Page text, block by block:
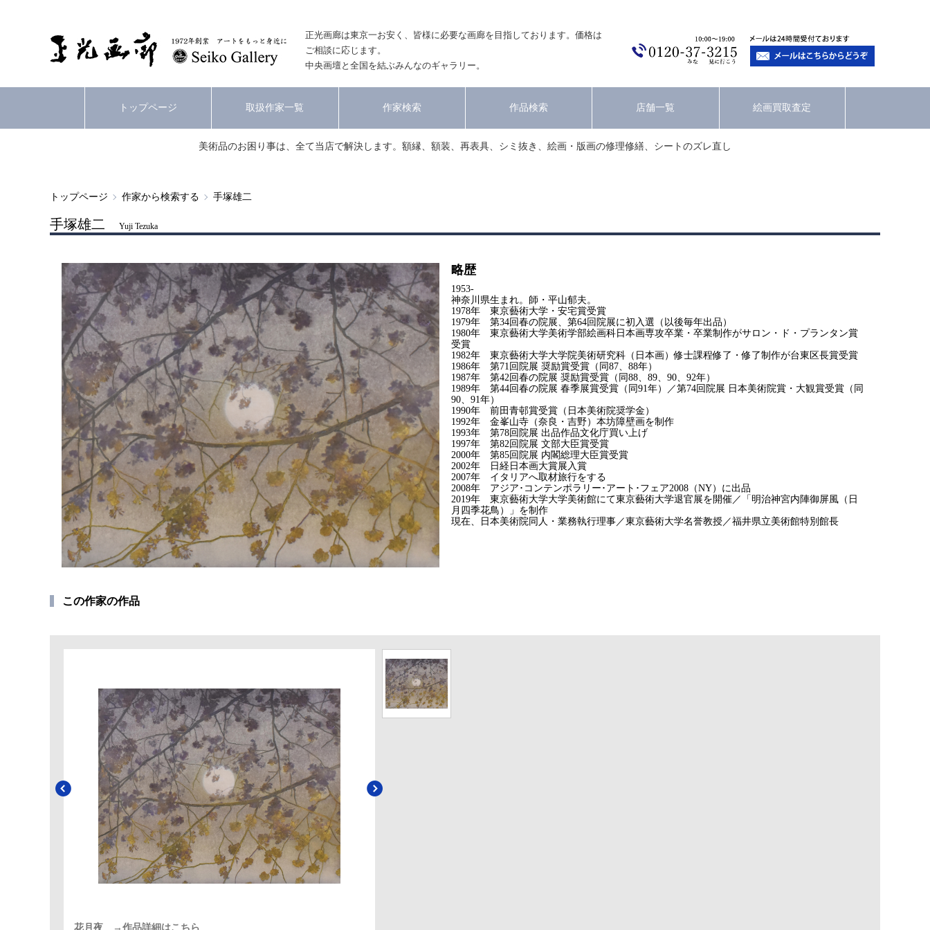
正光画廊は東京一お安く、皆様に必要な画廊を目指しております。価格は
ご相談に応じます。
中央画壇と全国を結ぶみんなのギャラリー。
トップページ 取扱作家一覧 作家検索 作品検索 店舗一覧 絵画買取査定
美術品のお困り事は、全て当店で解決します。額縁、額装、再表具、シミ抜き、絵画・版画の修理修繕、シートのズレ直し
トップページ 作家から検索する 手塚雄二
手塚雄二 Yuji Tezuka
略歴
1953-
神奈川県生まれ。師・平山郁夫。
1978年 東京藝術大学・安宅賞受賞
1979年 第34回春の院展、第64回院展に初入選（以後毎年出品）
1980年 東京藝術大学美術学部絵画科日本画専攻卒業・卒業制作がサロン・ド・プランタン賞
受賞
1982年 東京藝術大学大学院美術研究科（日本画）修士課程修了・修了制作が台東区長賞受賞
1986年 第71回院展 奨励賞受賞（同87、88年）
1987年 第42回春の院展 奨励賞受賞（同88、89、90、92年）
1989年 第44回春の院展 春季展賞受賞（同91年）／第74回院展 日本美術院賞・大観賞受賞（同
90、91年）
1990年 前田青邨賞受賞（日本美術院奨学金）
1992年 金峯山寺（奈良・吉野）本坊障壁画を制作
1993年 第78回院展 出品作品文化庁買い上げ
1997年 第82回院展 文部大臣賞受賞
2000年 第85回院展 内閣総理大臣賞受賞
2002年 日経日本画大賞展入賞
2007年 イタリアへ取材旅行をする
2008年 アジア･コンテンポラリー･アート･フェア2008（NY）に出品
2019年 東京藝術大学大学美術館にて東京藝術大学退官展を開催／「明治神宮内陣御屏風（日
月四季花鳥）」を制作
現在、日本美術院同人・業務執行理事／東京藝術大学名誉教授／福井県立美術館特別館長
この作家の作品
花月夜 →作品詳細はこちら